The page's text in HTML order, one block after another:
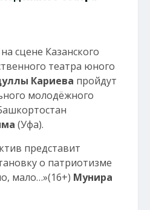
на сцене Казанского
театра юного
Кариева пройдут
молодёжного
(Уфа).
представит
о патриотизме
мало…»(16+) Мунира